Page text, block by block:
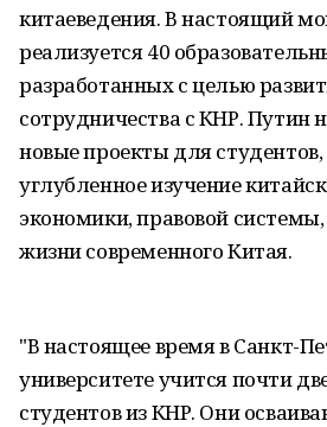
китаеведения. В настоящий
реализуется 40
разработанных с целью
сотрудничества с КНР. Путин
новые проекты для
углубленное изучение
экономики, правовой
жизни современного Китая.
"В настоящее время в Санкт-
университете учится почти
студентов из КНР. Они